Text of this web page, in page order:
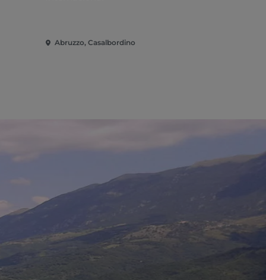
Abruzzo, Casalbordino